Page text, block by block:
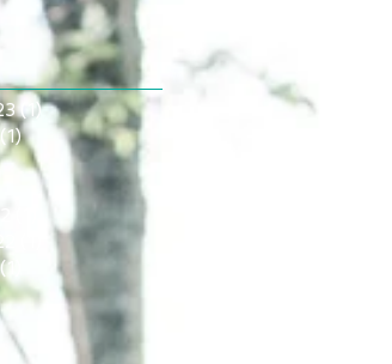
et vos invités
(1)1 post
(1)1 post
post
1 post
1 post
(1)
1 post
post
post
1 post